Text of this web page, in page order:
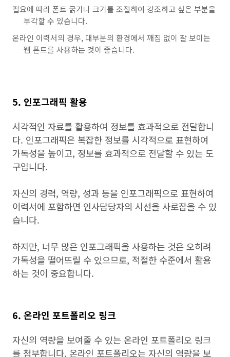
필요에 따라 폰트 굵기나 크기를 조절하여 강조하고 싶은 부분을
부각할 수 있습니다.
온라인 이력서의 경우, 대부분의 환경에서 깨짐 없이 잘 보이는
웹 폰트를 사용하는 것이 좋습니다.
5. 인포그래픽 활용
시각적인 자료를 활용하여 정보를 효과적으로 전달합니
다. 인포그래픽은 복잡한 정보를 시각적으로 표현하여
가독성을 높이고, 정보를 효과적으로 전달할 수 있는 도
구입니다.
자신의 경력, 역량, 성과 등을 인포그래픽으로 표현하여
이력서에 포함하면 인사담당자의 시선을 사로잡을 수 있
습니다.
하지만, 너무 많은 인포그래픽을 사용하는 것은 오히려
가독성을 떨어뜨릴 수 있으므로, 적절한 수준에서 활용
하는 것이 중요합니다.
6. 온라인 포트폴리오 링크
자신의 역량을 보여줄 수 있는 온라인 포트폴리오 링크
를 첨부합니다. 온라인 포트폴리오는 자신의 역량을 보